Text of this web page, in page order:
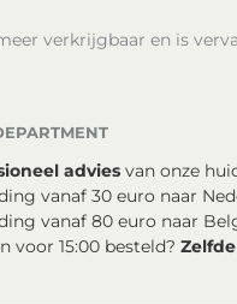
verkrijgbaar en is
advies van onze
vanaf 30 euro naar
vanaf 80 euro naar
voor 15:00 besteld?